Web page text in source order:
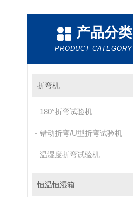
产品分类
PRODUCT CATEGORY
折弯机
180°折弯试验机
错动折弯/U型折弯试验机
温湿度折弯试验机
恒温恒湿箱